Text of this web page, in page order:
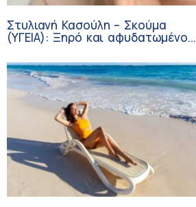
Στυλιανή Κασούλη – Σκούμα
(ΥΓΕΙΑ): Ξηρό και αφυδατωμένο